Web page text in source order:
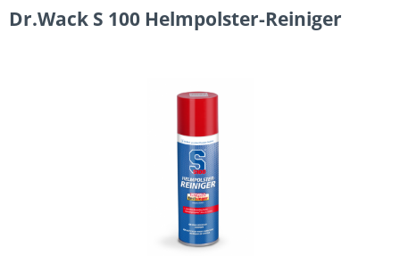
Dr.Wack S 100 Helmpolster-Reiniger